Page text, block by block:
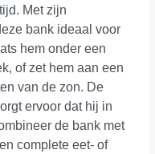
Met zijn
bank ideaal voor
hem onder een
of zet hem aan een
van de zon. De
ervoor dat hij in
de bank met
complete eet- of